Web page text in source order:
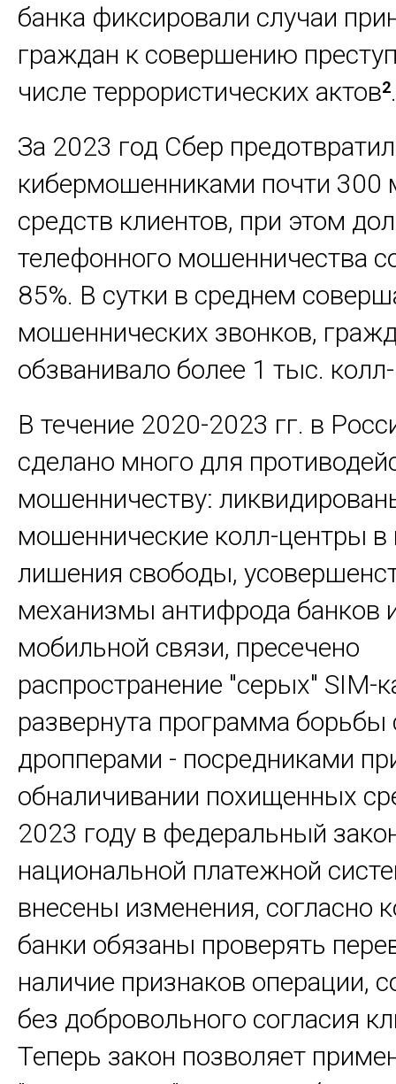
банка фиксировали случаи
граждан к совершению
числе террористических актов2.
За 2023 год Сбер
кибермошенниками почти 300
средств клиентов, при этом
телефонного мошенничества
85%. В сутки в среднем
мошеннических звонков,
обзванивало более 1 тыс.
В течение 2020-2023 гг. в
сделано много для
мошенничеству:
мошеннические колл-центры в
лишения свободы,
механизмы антифрода банков
мобильной связи, пресечено
распространение "серых" SIM-
развернута программа борьбы
дропперами - посредниками
обналичивании похищенных
2023 году в федеральный
национальной платежной
внесены изменения, согласно
банки обязаны проверять
наличие признаков операции,
без добровольного согласия
Теперь закон позволяет